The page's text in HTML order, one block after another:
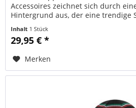
Accessoires zeichnet sich durch
Hintergrund aus, der eine trendige
Inhalt 1 Stück
29,95 € *
Merken